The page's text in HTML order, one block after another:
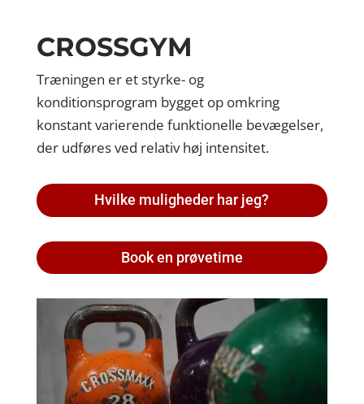
CROSSGYM
Træningen er et styrke- og
konditionsprogram bygget op omkring
konstant varierende funktionelle bevægelser,
der udføres ved relativ høj intensitet.
Hvilke muligheder har jeg?
Book en prøvetime